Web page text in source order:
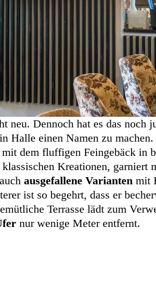
neu. Dennoch hat es das noch
Halle einen Namen zu machen.
dem fluffigen Feingebäck in
Kreationen, garniert
ausgefallene Varianten mit
ist so begehrt, dass er
Terrasse lädt zum
nur wenige Meter entfernt.